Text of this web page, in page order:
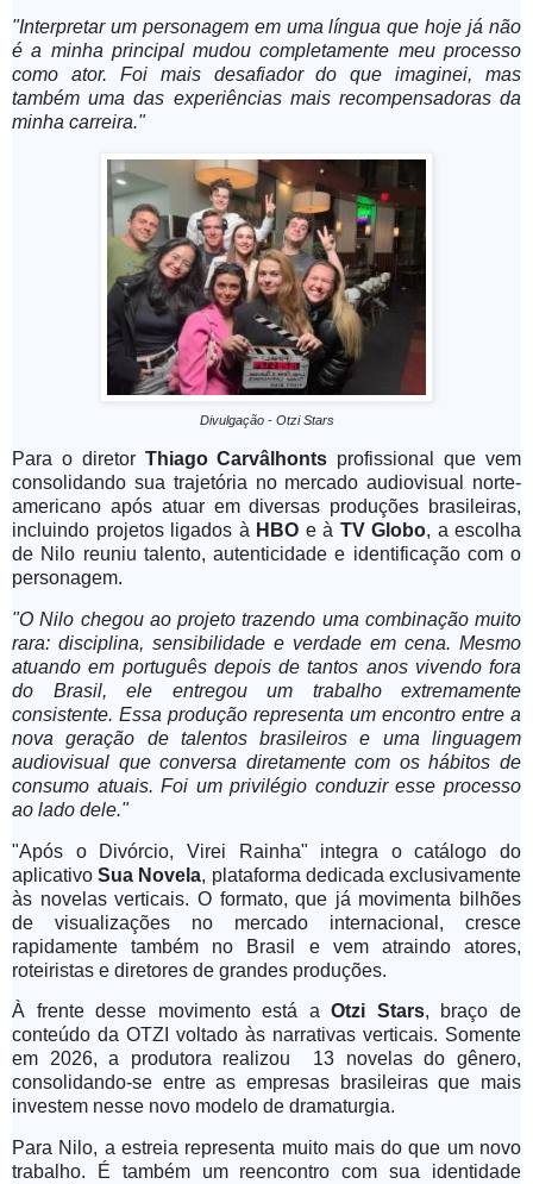
"Interpretar um personagem em uma língua que hoje já não
é a minha principal mudou completamente meu processo
como ator. Foi mais desafiador do que imaginei, mas
também uma das experiências mais recompensadoras da
minha carreira."
Divulgação - Otzi Stars
Para o diretor Thiago Carvâlhonts profissional que vem
consolidando sua trajetória no mercado audiovisual norte-
americano após atuar em diversas produções brasileiras,
incluindo projetos ligados à HBO e à TV Globo, a escolha
de Nilo reuniu talento, autenticidade e identificação com o
personagem.
"O Nilo chegou ao projeto trazendo uma combinação muito
rara: disciplina, sensibilidade e verdade em cena. Mesmo
atuando em português depois de tantos anos vivendo fora
do Brasil, ele entregou um trabalho extremamente
consistente. Essa produção representa um encontro entre a
nova geração de talentos brasileiros e uma linguagem
audiovisual que conversa diretamente com os hábitos de
consumo atuais. Foi um privilégio conduzir esse processo
ao lado dele."
"Após o Divórcio, Virei Rainha" integra o catálogo do
aplicativoSua Novela, plataforma dedicada exclusivamente
às novelas verticais. O formato, que já movimenta bilhões
de visualizações no mercado internacional, cresce
rapidamente também no Brasil e vem atraindo atores,
roteiristas e diretores de grandes produções.
À frente desse movimento está aOtzi Stars, braço de
conteúdo da OTZI voltado às narrativas verticais. Somente
em 2026, a produtora realizou 13 novelas do gênero,
consolidando-se entre as empresas brasileiras que mais
investem nesse novo modelo de dramaturgia.
Para Nilo, a estreia representa muito mais do que um novo
trabalho. É também um reencontro com sua identidade